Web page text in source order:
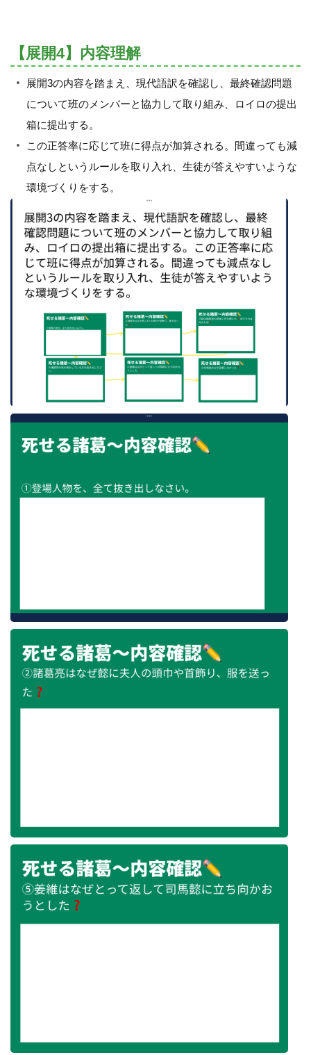
【展開4】内容理解
展開3の内容を踏まえ、現代語訳を確認し、最終確認問題
について班のメンバーと協力して取り組み、ロイロの提出
箱に提出する。
この正答率に応じて班に得点が加算される。間違っても減
点なしというルールを取り入れ、生徒が答えやすいような
環境づくりをする。